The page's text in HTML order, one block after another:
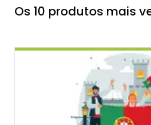
Os 10 produtos mais